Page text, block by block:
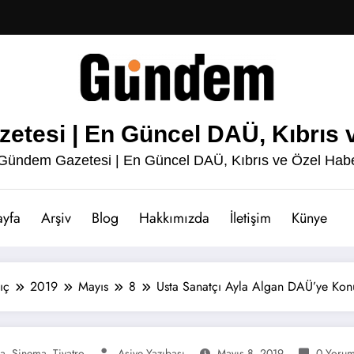
| En Güncel DAÜ, Kıbrıs
Gazetesi | En Güncel DAÜ, Kıbrıs ve Özel
Arşiv Blog Hakkımızda İletişim Künye
2019 Mayıs 8 Usta Sanatçı Ayla Algan DAÜ’ye